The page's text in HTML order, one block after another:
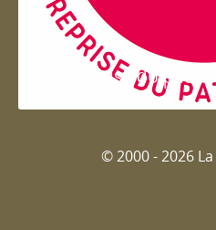
Entreprise du
© 2000 - 2026